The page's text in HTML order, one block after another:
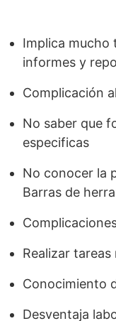
Implica mucho
informes y
Complicación
No saber que
especificas
No conocer la
Barras de
Realizar
Conocimiento
Desventaja